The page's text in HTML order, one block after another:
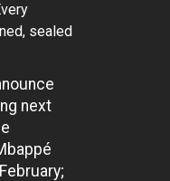
sealed
next